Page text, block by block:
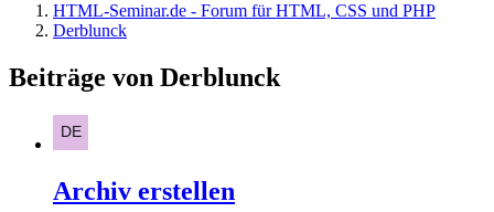
HTML-Seminar.de - Forum für HTML, CSS und PHP
Derblunck
Beiträge von Derblunck
Archiv erstellen